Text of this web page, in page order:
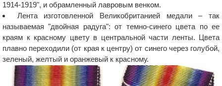
1914-1919", и обрамленный лавровым венком.
Лента изготовленной Великобританией медали – так
называемая "двойная радуга": от темно-синего цвета по ее
краям к красному цвету в центральной части ленты. Цвета
плавно переходили (от края к центру) от синего через голубой,
зеленый, желтый и оранжевый к красному.